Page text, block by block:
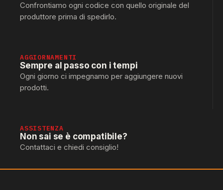
Confrontiamo ogni codice con quello originale del
produttore prima di spedirlo.
AGGIORNAMENTI
Sempre al passo con i tempi
Ogni giorno ci impegnamo per aggiungere nuovi
prodotti.
ASSISTENZA
Non sai se è compatibile?
Contattaci e chiedi consiglio!